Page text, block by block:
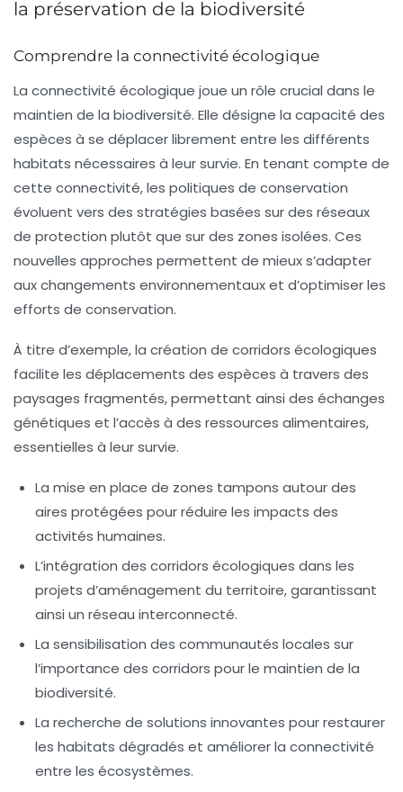
la préservation de la biodiversité
Comprendre la connectivité écologique
La connectivité écologique joue un rôle crucial dans le
maintien de la biodiversité. Elle désigne la capacité des
espèces à se déplacer librement entre les différents
habitats nécessaires à leur survie. En tenant compte de
cette connectivité, les politiques de conservation
évoluent vers des stratégies basées sur des réseaux
de protection plutôt que sur des zones isolées. Ces
nouvelles approches permettent de mieux s’adapter
aux changements environnementaux et d’optimiser les
efforts de conservation.
À titre d’exemple, la création de corridors écologiques
facilite les déplacements des espèces à travers des
paysages fragmentés, permettant ainsi des échanges
génétiques et l’accès à des ressources alimentaires,
essentielles à leur survie.
La mise en place de zones tampons autour des
aires protégées pour réduire les impacts des
activités humaines.
L’intégration des corridors écologiques dans les
projets d’aménagement du territoire, garantissant
ainsi un réseau interconnecté.
La sensibilisation des communautés locales sur
l’importance des corridors pour le maintien de la
biodiversité.
La recherche de solutions innovantes pour restaurer
les habitats dégradés et améliorer la connectivité
entre les écosystèmes.